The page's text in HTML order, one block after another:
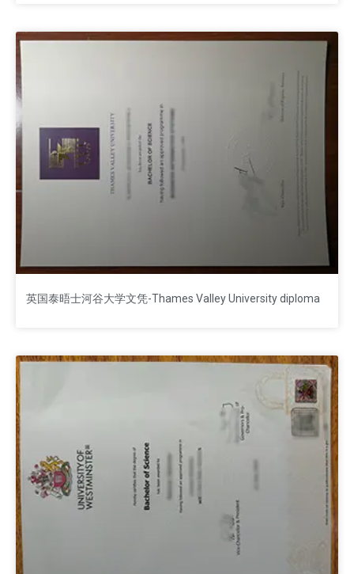
英国泰晤士河谷大学文凭-Thames Valley University diploma